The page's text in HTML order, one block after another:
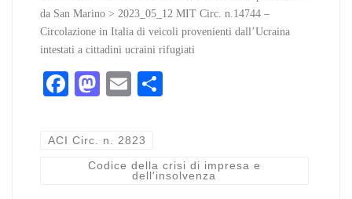
da San Marino > 2023_05_12 MIT Circ. n.14744 –
Circolazione in Italia di veicoli provenienti dall’Ucraina
intestati a cittadini ucraini rifugiati
Fa
bo
ok
M
to
do
E
ail
vi
di
ACI Circ. n. 2823
Codice della crisi di impresa e
dell'insolvenza